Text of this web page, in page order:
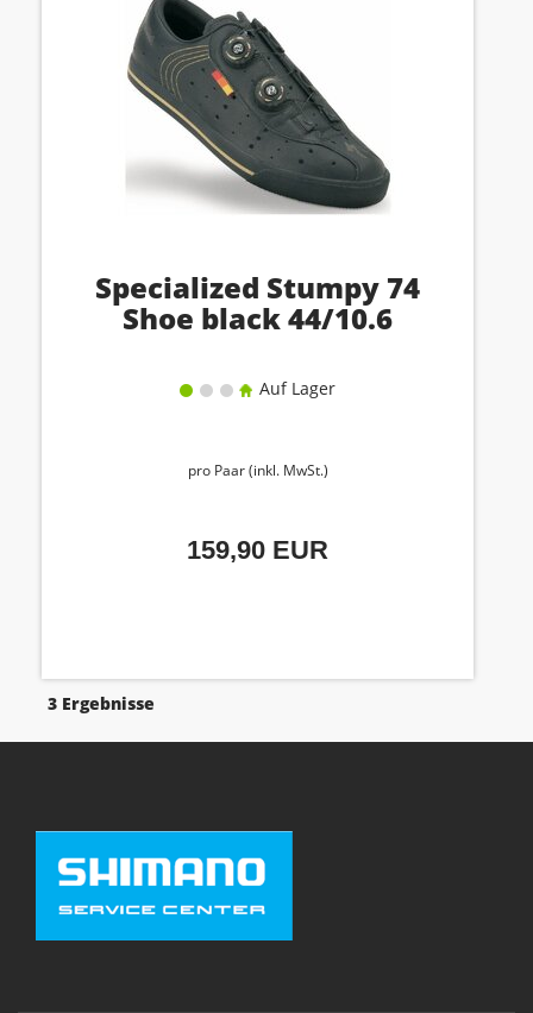
Specialized Stumpy 74
Shoe black 44/10.6
Auf Lager
pro Paar (inkl. MwSt.)
159,90 EUR
3 Ergebnisse